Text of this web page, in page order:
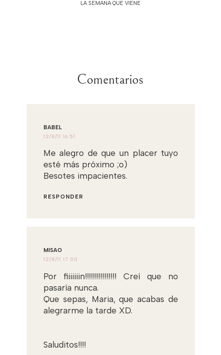
LA SEMANA QUE VIENE
Comentarios
BABEL
12/8/11 16:51
Me alegro de que un placer tuyo
esté más próximo ;o)
Besotes impacientes.
RESPONDER
MISAO
12/8/11 17:00
Por fiiiiiiin!!!!!!!!!!!!!!!! Creí que no
pasaría nunca.
Que sepas, Maria, que acabas de
alegrarme la tarde XD.
Saluditos!!!!